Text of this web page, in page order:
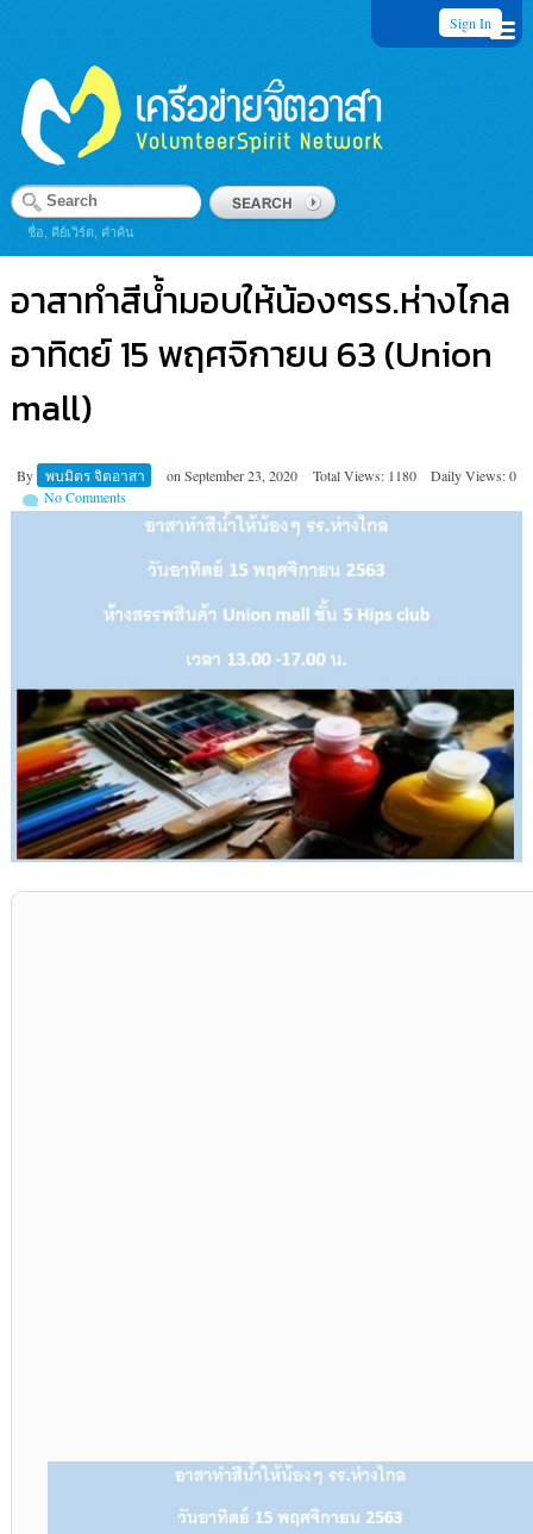
Sign In
ชื่อ, คีย์เวิร์ด, คำค้น
อาสาทำสีน้ำมอบให้น้องๆรร.ห่างไกล
อาทิตย์ 15 พฤศจิกายน 63 (Union
mall)
By พบมิตร จิตอาสา on September 23, 2020 Total Views: 1180
Daily Views: 0
No Comments